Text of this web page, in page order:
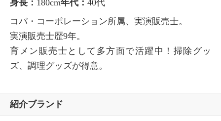
身長： 180cm年代： 40代
コパ・コーポレーション所属、実演販売士。
実演販売士歴9年。
育メン販売士として多方面で活躍中！掃除グッ
ズ、調理グッズが得意。
紹介ブランド